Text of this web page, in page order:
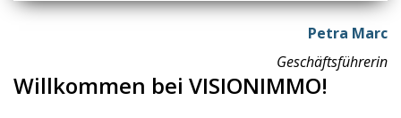
Petra Marc
Geschäftsführerin
Willkommen bei VISIONIMMO!